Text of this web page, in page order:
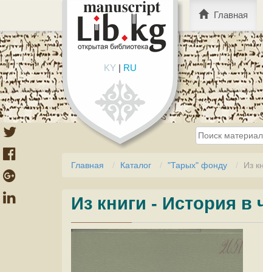
KY| RU
Главная
Главная Каталог "Тарых" фонду Из
Из книги - История в